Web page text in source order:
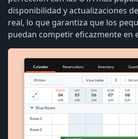
disponibilidad y actualizaciones
real, lo que garantiza que los
puedan competir eficazmente en